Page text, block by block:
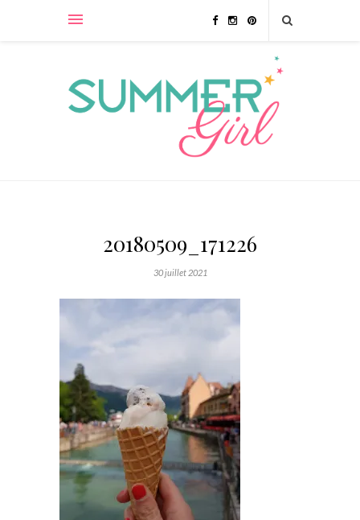
20180509_171226
30 juillet 2021